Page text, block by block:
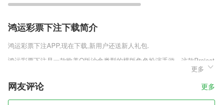
鸿运彩票下注下载简介
鸿运彩票下注APP,现在下载,新用户还送新人礼包.
鸿运彩票下注是一款欧美Q版沙盒类型的横版角色扮演手游。这款Project
CL安卓正版v1.0.0.1采用最先进的3D建模技术，手绘经典场景处处皆可
破坏，操作简单可玩性高。作为一款横版沙盒，ProjectCL更加真实，天
气会在一定程度上影响我们的状态，多种职业和武器可选的，可经营模拟
也能探险战斗。感兴趣的朋友快来趣趣手游网下载体验吧。
更多
网友评论 更多